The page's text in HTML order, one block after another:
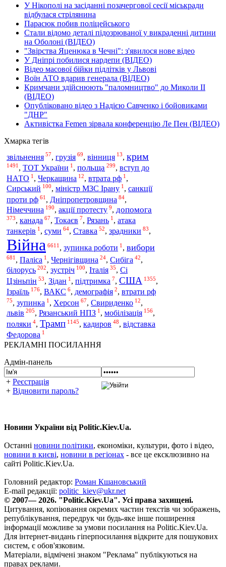
У Нікополі на засіданні позачергової сесії міськради
відбулася стрілянина
Парасюк побив поліцейського
Стали відомо деталі підозрюваної у викраденні дитини
на Оболоні (ВІДЕО)
"Звірства Яценюка в Чечні": з'явилося нове відео
У Дніпрі побилися нардепи (ВІДЕО)
Відео масової бійки підлітків у Львові
Воїн АТО вдарив генерала (ВІДЕО)
Кримчани здійснюють "паломництво" до Миколи ІІ
(ВІДЕО)
Опубліковано відео з Надією Савченко і бойовиками
"ДНР"
Активістка Femen зірвала конференцію Ле Пен (ВІДЕО)
Хмарка тегів
звільнення 57, грузія 69, вінниця 13, крим
1491 , ТОТ України 1 , польща 299, вступ до
НАТО 1 , Черкащина 12, втрата рф 1 ,
Сирський 100, міністр МЗС Ірану 1 , санкції
проти рф 61 , Дніпропетровщина 84,
Німеччина 190, акції протесту 9, допомога
373, канада 67, Токаєв 7, Рязань 1 , атака
танкерів 1 , суми 64, Ставка 52, зрадники 83,
Війна 6611 , зупинка роботи 1 , вибори
681 , Паліса 1 , Чернігівщина 24, Сибіга 42,
білорусь 202, зустріч 100, Італія 35, Сі
Цзіньпін 53, Зідан 1 , підтримка 7, США 1355,
Ізраїль 176, ВАКС 6, демографія 2, втрати рф
75, зупинка 1 , Херсон 67, Свириденко 12,
львів 205, Рязанський НПЗ 1 , мобілізація 156,
поляки 4, Трамп 1145, кадиров 48, відставка
Федорова 1
РЕКЛАМНІ ПОСИЛАННЯ
Адмін-панель
+ Реєстрація
+ Відновити пароль?
Новини України від Politic.Kiev.Ua.
Останні новини політики, економіки, культури, фото і відео,
новини в києві, новини в регіонах - все це ексклюзивно на
сайті Politic.Kiev.Ua.
Головний редактор: Роман Кшановський
E-mail редакції: politic_kiev@ukr.net
© 2007— 2026. "Politic.Kiev.Ua". Усі права захищені.
Цитування, копіювання окремих частин текстів чи зображень,
републікування, передрук чи будь-яке інше поширення
інформації можливе за умови посилання на Politic.Kiev.Ua.
Для інтернет-видань гіперпосилання відкрите для пошукових
систем, є обов'язковим.
Матеріали, відмічені знаком "Реклама" публікуються на
правах реклами.